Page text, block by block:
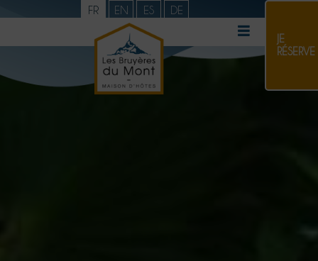
FR EN ES DE
JE
RÉSERVE